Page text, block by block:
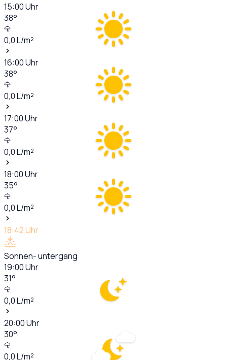
15:00Uhr
38°
0,0L/m²
16:00Uhr
38°
0,0L/m²
17:00Uhr
37°
0,0L/m²
18:00Uhr
35°
0,0L/m²
18:42Uhr
Sonnen- untergang
19:00Uhr
31°
0,0L/m²
20:00Uhr
30°
0,0L/m²